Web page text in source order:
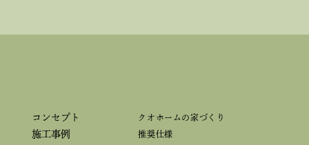
コンセプト
施工事例
クオホームの家づくり
推奨仕様